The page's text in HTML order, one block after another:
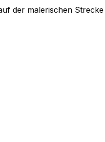
der malerischen